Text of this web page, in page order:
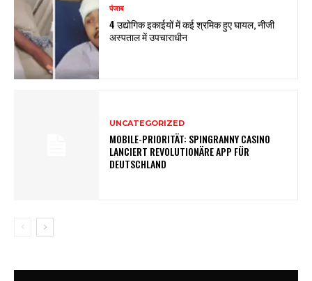
पंजाब
4 उद्योगिक इकाईयों में कई श्रमिक हुए घायल, नीजी
अस्पताल में उपचाराधीन
UNCATEGORIZED
MOBILE-PRIORITÄT: SPINGRANNY CASINO
LANCIERT REVOLUTIONÄRE APP FÜR
DEUTSCHLAND